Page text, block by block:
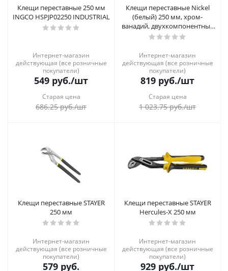
Клещи переставные 250 мм
INGCO HSPJP02250 INDUSTRIAL
Интернет-магазин
действующая (все розничные
покупатели)
549 руб./шт
Старая цена
686.25руб./шт
Клещи переставные Nickel
(белый) 250 мм, хром-
ванадий, двухкомпонентные
рукоятки Matrix
Интернет-магазин
действующая (все розничные
покупатели)
819 руб./шт
Старая цена
1 023.75руб./шт
Клещи переставные STAYER
250 мм
Интернет-магазин
действующая (все розничные
покупатели)
579 руб.
Клещи переставные STAYER
Hercules-Х 250 мм
Интернет-магазин
действующая (все розничные
покупатели)
929 руб./шт